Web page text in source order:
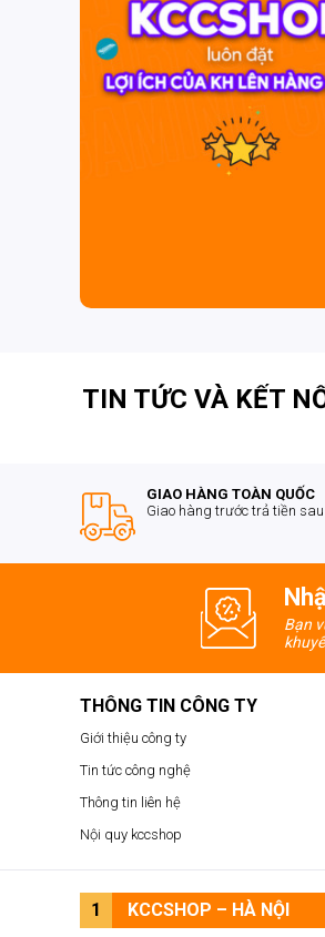
TIN TỨC VÀ KẾT
GIAO HÀNG TOÀN QUỐC
Giao hàng trước trả tiền sau
Bạn
THÔNG TIN CÔNG TY
Giới thiệu công ty
Tin tức công nghệ
Thông tin liên hệ
Nội quy kccshop
1 KCCSHOP – HÀ NỘI